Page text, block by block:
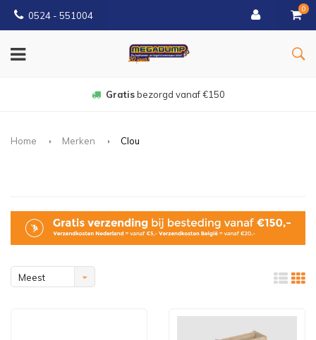
0524 - 551004
0
Gratisbezorgd vanaf €150
Home Merken Clou
Meest